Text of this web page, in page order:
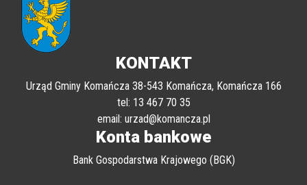
KONTAKT
Urząd Gminy Komańcza 38-543 Komańcza, Komańcza 166
tel: 13 467 70 35
email: urzad@komancza.pl
Konta bankowe
Bank Gospodarstwa Krajowego (BGK)